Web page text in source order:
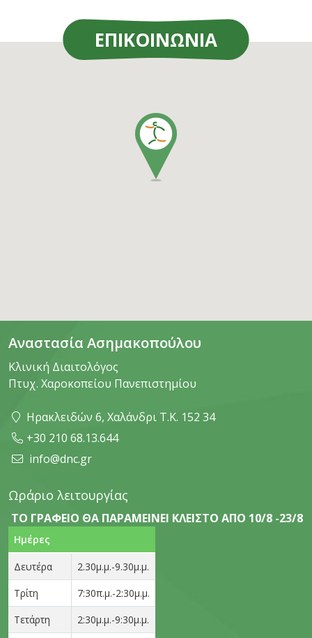
ΕΠΙΚΟΙΝΩΝΙΑ
Αναστασία Ασημακοπούλου
Κλινική Διαιτολόγος
Πτυχ. Χαροκοπείου Πανεπιστημίου
Ηρακλειδών 6, Χαλάνδρι Τ.Κ. 152 34
+30 210 68.13.644
info@dnc.gr
Ωράριο λειτουργίας
ΤΟ ΓΡΑΦΕΙΟ ΘΑ ΠΑΡΑΜΕΙΝΕΙ ΚΛΕΙΣΤΟ ΑΠΟ 10/8 -23/8
Ημέρες
Δευτέρα
2.30μ.μ.-9.30μ.μ.
Τρίτη
7:30π.μ.-2:30μ.μ.
Τετάρτη
2:30μ.μ.-9:30μ.μ.